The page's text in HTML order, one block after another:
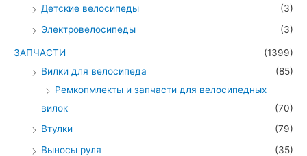
Детские велосипеды
(3)
Электровелосипеды
(3)
ЗАПЧАСТИ
(1399)
Вилки для велосипеда
(85)
Ремкопмлекты и запчасти для велосипедных
вилок
(70)
Втулки
(79)
Выносы руля
(35)